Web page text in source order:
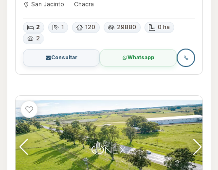
San Jacinto Chacra
2 1 120 29880
0 ha
2
Consultar Whatsapp